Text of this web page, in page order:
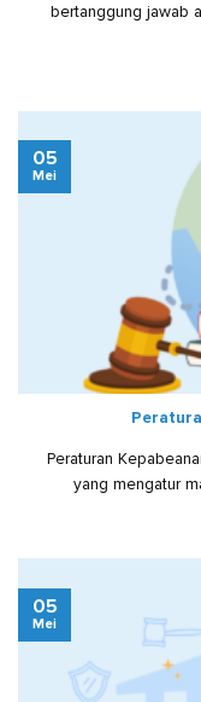
bertanggung jawab
Peraturan
yang mengatur
05
Mei
05
Mei